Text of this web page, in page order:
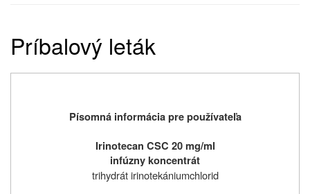
Príbalový leták
Písomná informácia pre používateľa
Irinotecan CSC 20 mg/ml
infúzny koncentrát
trihydrát irinotekániumchlorid